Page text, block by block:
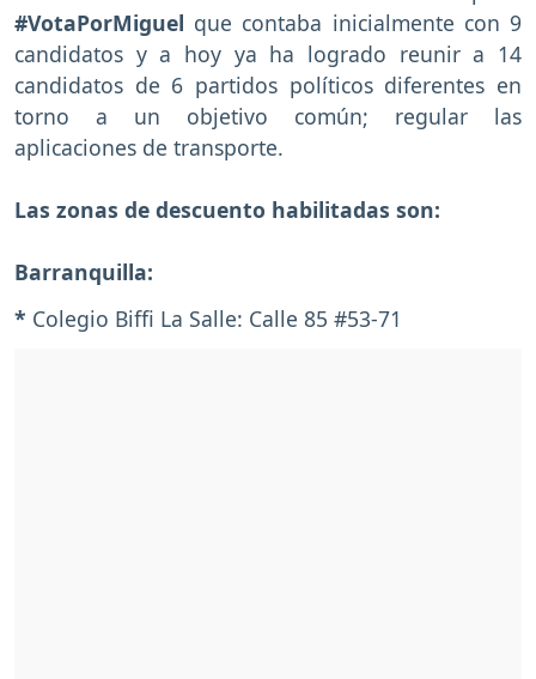
#VotaPorMiguel que contaba inicialmente con 9
candidatos y a hoy ya ha logrado reunir a 14
candidatos de 6 partidos políticos diferentes en
torno a un objetivo común; regular las
aplicaciones de transporte.
Las zonas de descuento habilitadas son:
Barranquilla:
* Colegio Biffi La Salle: Calle 85 #53-71